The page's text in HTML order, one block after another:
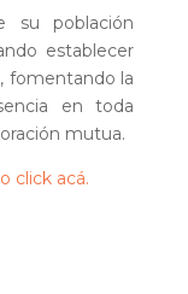
su población
establecer
fomentando la
en toda
mutua.
click acá.